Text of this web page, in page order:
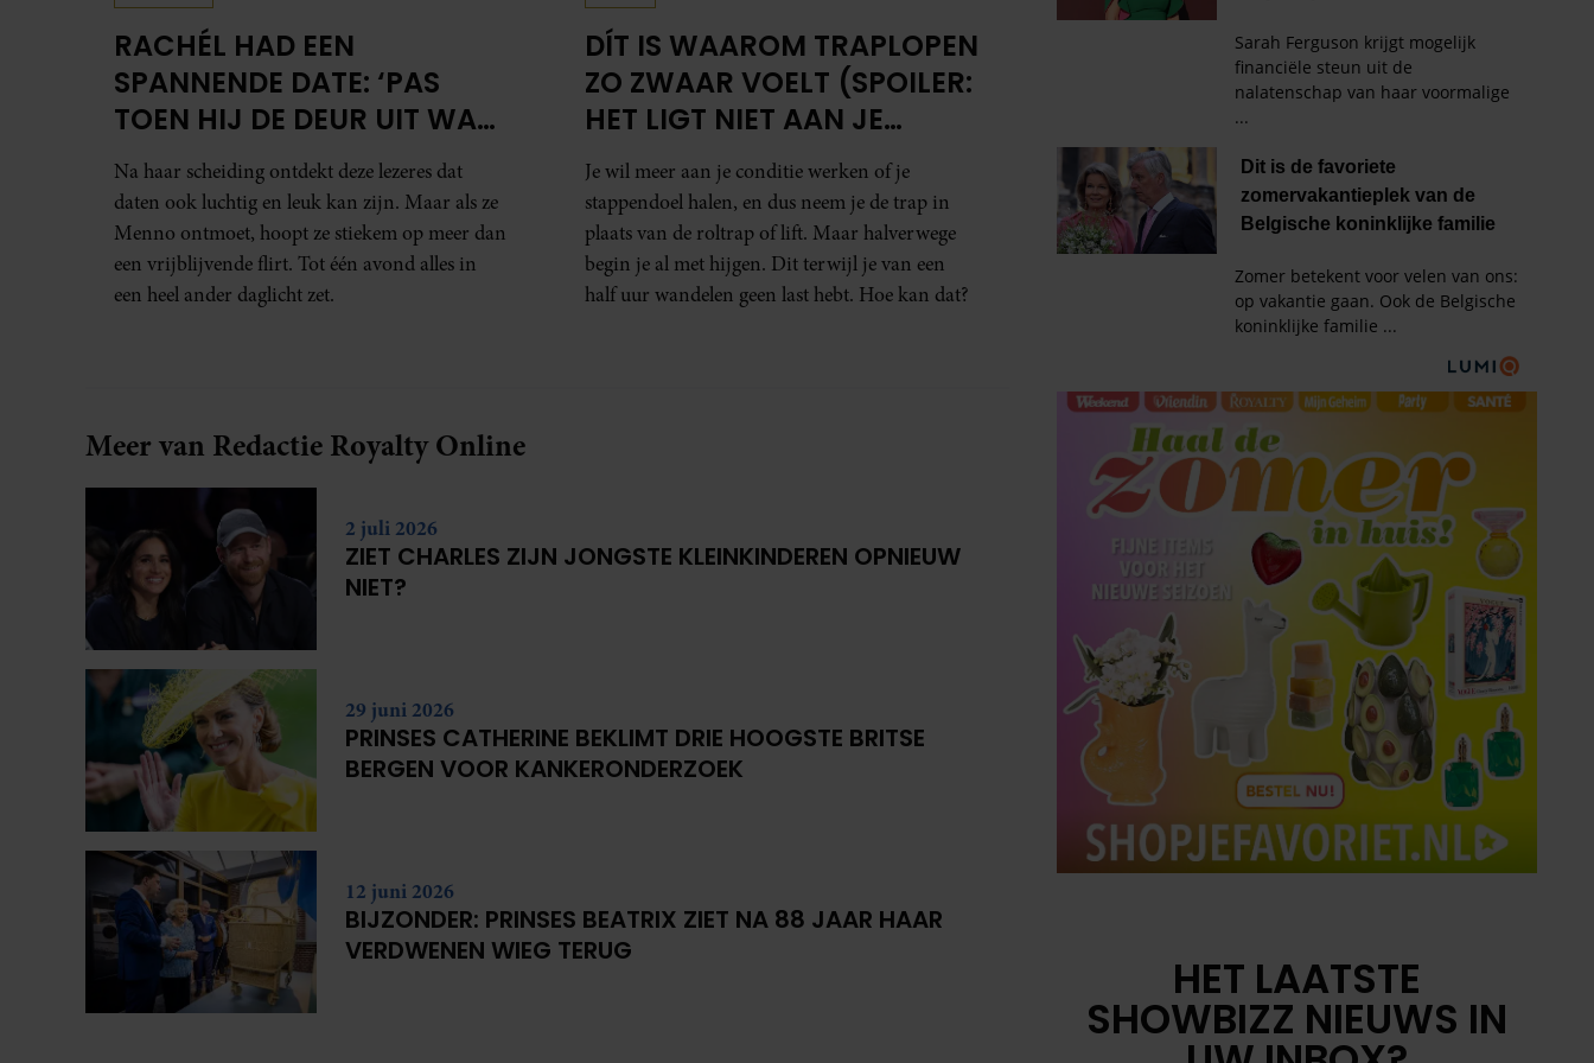
RACHÉL HAD EEN
SPANNENDE DATE: ‘PAS
TOEN HIJ DE DEUR UIT WAS,
BESEFTE IK WAT ER ECHT
WAS GEBEURD’
Na haar scheiding ontdekt deze lezeres dat
daten ook luchtig en leuk kan zijn. Maar als ze
Menno ontmoet, hoopt ze stiekem op meer dan
een vrijblijvende flirt. Tot één avond alles in
een heel ander daglicht zet.
DÍT IS WAAROM TRAPLOPEN
ZO ZWAAR VOELT (SPOILER:
HET LIGT NIET AAN JE
CONDITIE)
Je wil meer aan je conditie werken of je
stappendoel halen, en dus neem je de trap in
plaats van de roltrap of lift. Maar halverwege
begin je al met hijgen. Dit terwijl je van een
half uur wandelen geen last hebt. Hoe kan dat?
Meer van Redactie Royalty Online
2 juli 2026
ZIET CHARLES ZIJN JONGSTE KLEINKINDEREN OPNIEUW
NIET?
29 juni 2026
PRINSES CATHERINE BEKLIMT DRIE HOOGSTE BRITSE
BERGEN VOOR KANKERONDERZOEK
12 juni 2026
BIJZONDER: PRINSES BEATRIX ZIET NA 88 JAAR HAAR
VERDWENEN WIEG TERUG
HET LAATSTE
SHOWBIZZ NIEUWS IN